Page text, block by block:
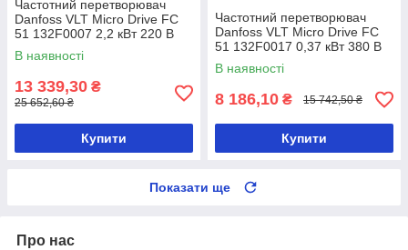
Частотний перетворювач
Danfoss VLT Micro Drive FC
51 132F0007 2,2 кВт 220 В
В наявності
13 339,30 ₴
25 652,60 ₴
Купити
Частотний перетворювач
Danfoss VLT Micro Drive FC
51 132F0017 0,37 кВт 380 В
В наявності
8 186,10 ₴ 15 742,50 ₴
Купити
Показати ще
Про нас